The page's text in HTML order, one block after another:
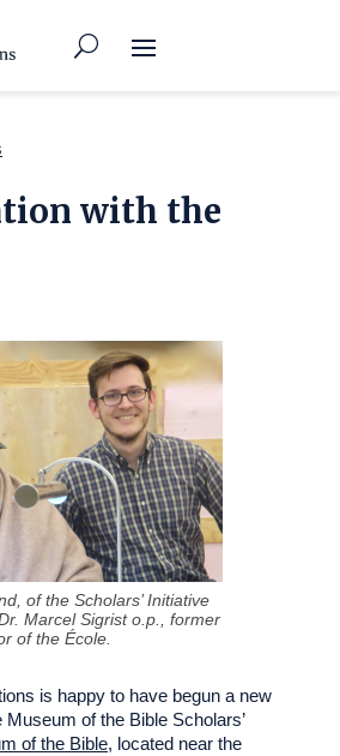
with the
of the Scholars’ Initiative
Marcel Sigrist o.p., former
of the École.
is happy to have begun a new
of the Bible Scholars’
of the Bible, located near the